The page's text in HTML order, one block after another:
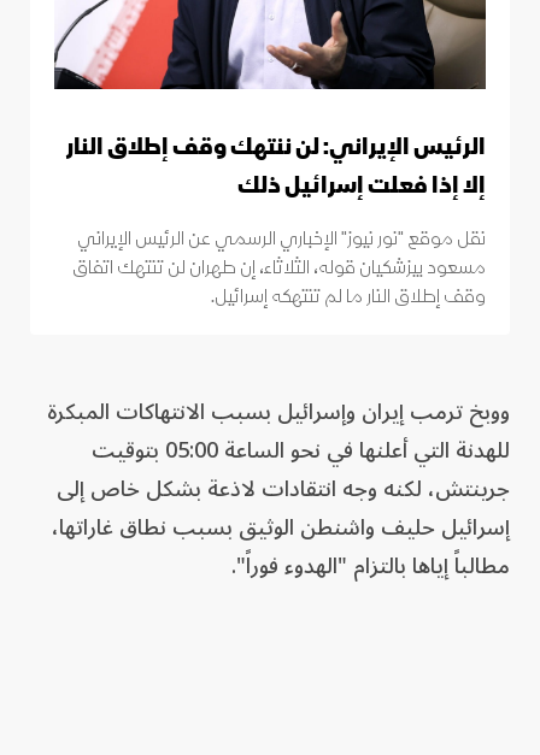
الرئيس الإيراني: لن ننتهك وقف إطلاق النار
إلا إذا فعلت إسرائيل ذلك
نقل موقع "نور نيوز" الإخباري الرسمي عن الرئيس الإيراني
مسعود بيزشكيان قوله، الثلاثاء، إن طهران لن تنتهك اتفاق
وقف إطلاق النار ما لم تنتهكه إسرائيل.
ووبخ ترمب إيران وإسرائيل بسبب الانتهاكات المبكرة
للهدنة التي أعلنها في نحو الساعة 05:00 بتوقيت
جرينتش، لكنه وجه انتقادات لاذعة بشكل خاص إلى
إسرائيل حليف واشنطن الوثيق بسبب نطاق غاراتها،
مطالباً إياها بالتزام "الهدوء فوراً".